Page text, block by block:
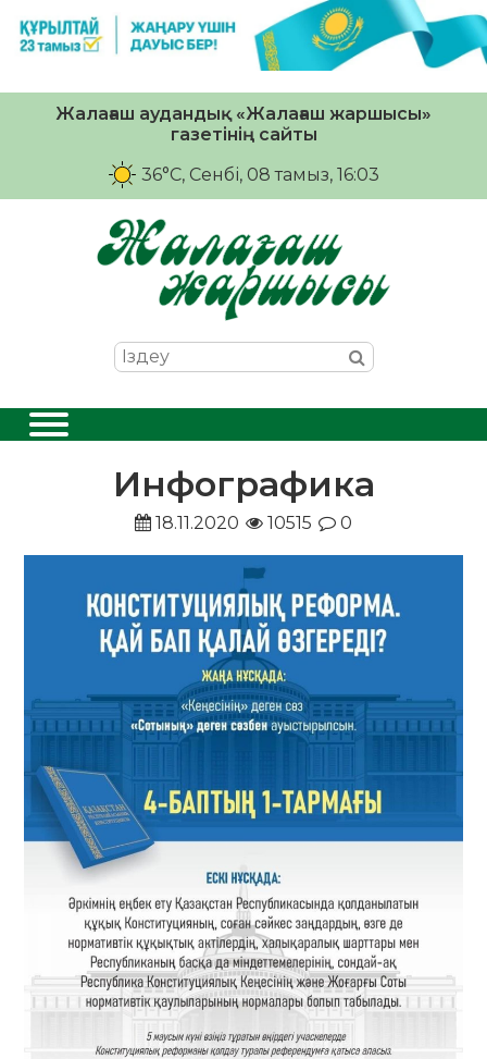
Жалағаш аудандық «Жалағаш жаршысы»
газетінің сайты
36°C, Сенбі, 08 тамыз, 16:03
Инфографика
18.11.2020 10515 0